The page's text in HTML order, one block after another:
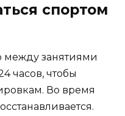
спортом
между занятиями
часов, чтобы
Во время